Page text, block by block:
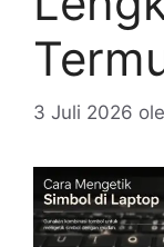
3 Juli 2026